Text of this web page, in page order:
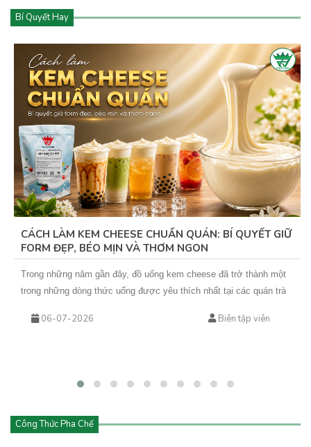
Bí Quyết Hay
CÁCH LÀM KEM CHEESE CHUẨN QUÁN: BÍ QUYẾT GIỮ
FORM ĐẸP, BÉO MỊN VÀ THƠM NGON
Trong những năm gần đây, đồ uống kem cheese đã trở thành một
trong những dòng thức uống được yêu thích nhất tại các quán trà
cheese đến cà phê kem cheese hay matcha kem cheese, tất cả
06-07-2026 Biên tập viên
Công Thức Pha Chế